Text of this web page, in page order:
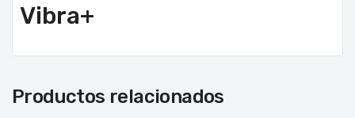
Vibra+
Productos relacionados